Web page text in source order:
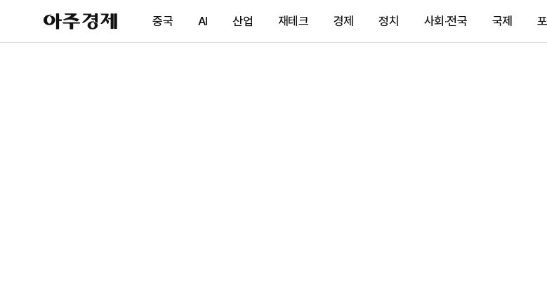
아
주
제
중국 AI 산업 재테크 경제 정치 사회·전국 국제